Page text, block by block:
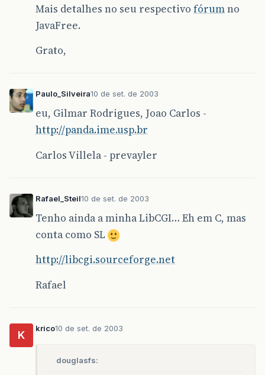
Mais detalhes no seu respectivo fórumno
JavaFree.
Grato,
Paulo_Silveira10 de set. de 2003
eu, Gilmar Rodrigues, Joao Carlos -
http://panda.ime.usp.br
Carlos Villela - prevayler
Rafael_Steil10 de set. de 2003
Tenho ainda a minha LibCGI… Eh em C, mas
conta como SL
http://libcgi.sourceforge.net
Rafael
K
krico10 de set. de 2003
douglasfs: